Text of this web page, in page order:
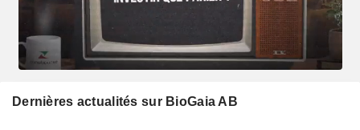
Dernières actualités sur BioGaia AB